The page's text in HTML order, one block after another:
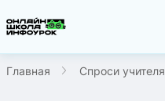
Главная Спроси учителя